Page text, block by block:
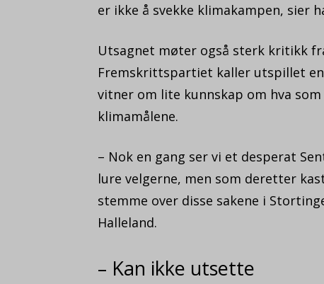
er ikke å svekke klimakampen, sier
Utsagnet møter også sterk kritikk
Fremskrittspartiet kaller utspillet
vitner om lite kunnskap om hva
klimamålene.
– Nok en gang ser vi et desperat
lure velgerne, men som deretter
stemme over disse sakene i
Halleland.
– Kan ikke utsette